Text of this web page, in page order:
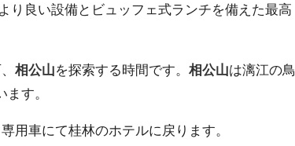
り良い設備とビュッフェ式ランチを備えた最高
相公山を探索する時間です。相公山は漓江の鳥
す。
用車にて桂林のホテルに戻ります。